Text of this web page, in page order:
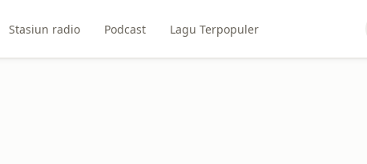
Stasiun radio Podcast Lagu Terpopuler